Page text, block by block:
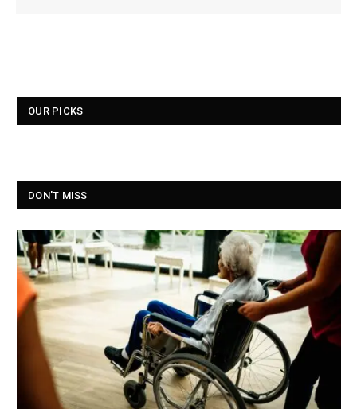
OUR PICKS
DON'T MISS